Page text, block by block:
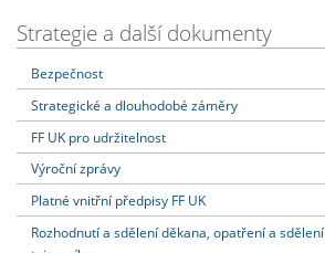
Dozvědět se více
Podat přihlášku
Dozvědět se více
Dozvědět se více
Dozvědět se více
Strategie a další dokumenty
Bezpečnost
Strategické a dlouhodobé záměry
FF UK pro udržitelnost
Výroční zprávy
Platné vnitřní předpisy FF UK
Rozhodnutí a sdělení děkana, opatření a sdělení